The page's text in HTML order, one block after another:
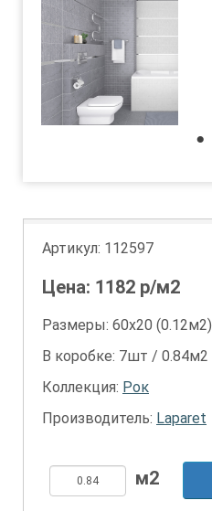
Артикул: 112597
Цена: 1182 р/м2
Размеры: 60х20 (0.12м2)
В коробке: 7шт / 0.84м2
Коллекция: Рок
Производитель: Laparet